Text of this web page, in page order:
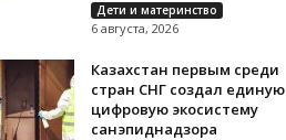
Дети и материнство
6 августа, 2026
Казахстан первым среди
стран СНГ создал единую
цифровую экосистему
санэпиднадзора